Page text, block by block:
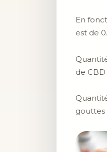
En
est de
de CBD
gouttes